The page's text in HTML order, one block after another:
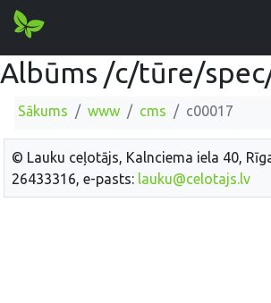
Albūms /c/tūre/
Sākums www cms c00017
© Lauku ceļotājs, Kalnciema iela 40,
26433316, e-pasts: lauku@celotajs.lv